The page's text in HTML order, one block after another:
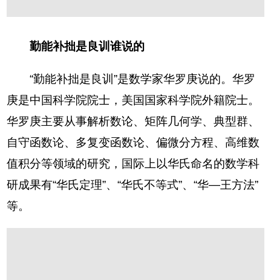
勤能补拙是良训谁说的
“勤能补拙是良训”是数学家华罗庚说的。华罗
庚是中国科学院院士，美国国家科学院外籍院士。
华罗庚主要从事解析数论、矩阵几何学、典型群、
自守函数论、多复变函数论、偏微分方程、高维数
值积分等领域的研究，国际上以华氏命名的数学科
研成果有“华氏定理”、“华氏不等式”、“华—王方法”
等。